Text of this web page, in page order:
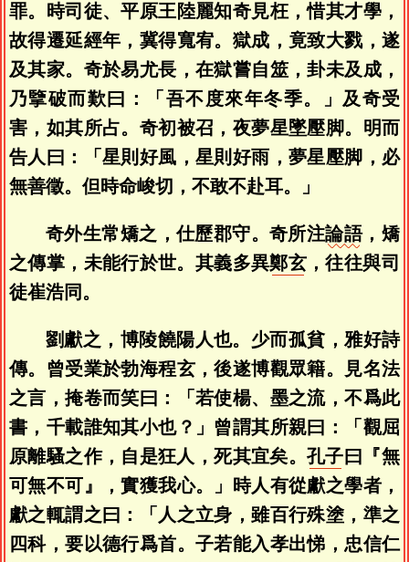
罪。時司徒、平原王陸麗知奇見枉，惜其才學，
故得遷延經年，冀得寬宥。獄成，竟致大戮，遂
及其家。奇於易尤長，在獄嘗自筮，卦未及成，
乃擥破而歎曰：「吾不度來年冬季。」及奇受
害，如其所占。奇初被召，夜夢星墜壓脚。明而
告人曰：「星則好風，星則好雨，夢星壓脚，必
無善徵。但時命峻切，不敢不赴耳。」
奇外生常矯之，仕歷郡守。奇所注論語，矯
之傳掌，未能行於世。其義多異鄭玄 ，往往與司
徒崔浩同。
劉獻之，博陵饒陽人也。少而孤貧，雅好詩
傳。曾受業於勃海程玄，後遂博觀眾籍。見名法
之言，掩卷而笑曰：「若使楊、墨之流，不爲此
書，千載誰知其小也？」曾謂其所親曰：「觀屈
原離騷之作，自是狂人，死其宜矣。孔子曰『無
可無不可』，實獲我心。」時人有從獻之學者，
獻之輒謂之曰：「人之立身，雖百行殊塗，準之
四科，要以德行爲首。子若能入孝出悌，忠信仁